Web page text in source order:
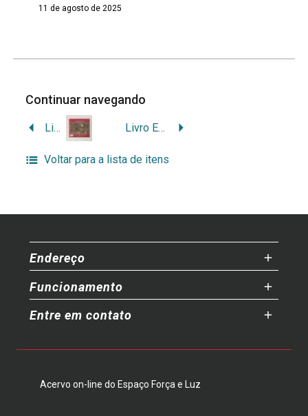
11 de agosto de 2025
Continuar navegando
Livro O mundo da eletricidade Livro Estudos Rio-grandenses – motivos de história e literatura
Voltar para a lista de itens
Endereço
Funcionamento
Entre em contato
Acervo on-line do Espaço Força e Luz